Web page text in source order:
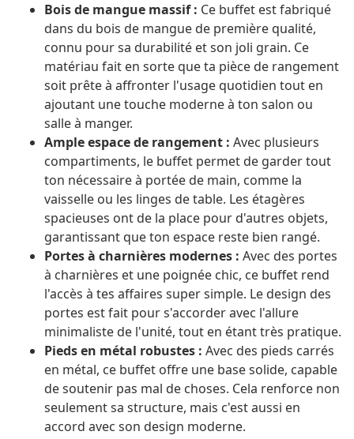
Bois de mangue massif : Ce buffet est fabriqué
dans du bois de mangue de première qualité,
connu pour sa durabilité et son joli grain. Ce
matériau fait en sorte que ta pièce de rangement
soit prête à affronter l'usage quotidien tout en
ajoutant une touche moderne à ton salon ou
salle à manger.
Ample espace de rangement : Avec plusieurs
compartiments, le buffet permet de garder tout
ton nécessaire à portée de main, comme la
vaisselle ou les linges de table. Les étagères
spacieuses ont de la place pour d'autres objets,
garantissant que ton espace reste bien rangé.
Portes à charnières modernes : Avec des portes
à charnières et une poignée chic, ce buffet rend
l'accès à tes affaires super simple. Le design des
portes est fait pour s'accorder avec l'allure
minimaliste de l'unité, tout en étant très pratique.
Pieds en métal robustes : Avec des pieds carrés
en métal, ce buffet offre une base solide, capable
de soutenir pas mal de choses. Cela renforce non
seulement sa structure, mais c'est aussi en
accord avec son design moderne.